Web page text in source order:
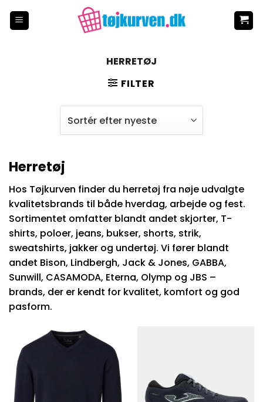
HERRETØJ
FILTER
Herretøj
Hos Tøjkurven finder du herretøj fra nøje udvalgte
kvalitetsbrands til både hverdag, arbejde og fest.
Sortimentet omfatter blandt andet skjorter, T-
shirts, poloer, jeans, bukser, shorts, strik,
sweatshirts, jakker og undertøj. Vi fører blandt
andet Bison, Lindbergh, Jack & Jones, GABBA,
Sunwill, CASAMODA, Eterna, Olymp og JBS –
brands, der er kendt for kvalitet, komfort og god
pasform.